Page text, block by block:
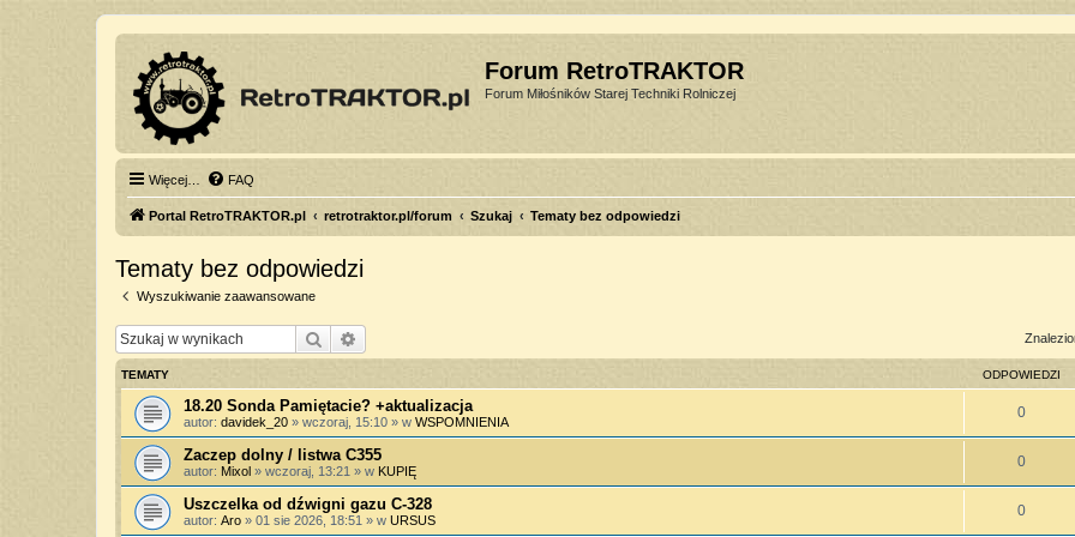
Forum RetroTRAKTOR
Forum Miłośników Starej Techniki Rolniczej
Więcej… FAQ
Portal RetroTRAKTOR.pl retrotraktor.pl/forum Szukaj Tematy bez odpowiedzi
Tematy bez odpowiedzi
Wyszukiwanie zaawansowane
Szukaj
TEMATY ODPOWIEDZI
18.20 Sonda Pamiętacie? +aktualizacja
autor: davidek_20 » wczoraj, 15:10 » w WSPOMNIENIA
0
Zaczep dolny / listwa C355
autor: Mixol » wczoraj, 13:21 » w KUPIĘ
0
Uszczelka od dźwigni gazu C-328
autor: Aro » 01 sie 2026, 18:51 » w URSUS
0